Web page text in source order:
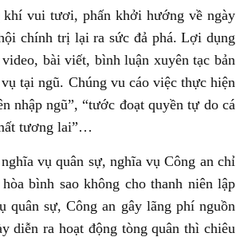
khí vui tươi, phấn khởi hướng về ngày
chính trị lại ra sức đả phá. Lợi dụng
bài viết, bình luận xuyên tạc bản
tại ngũ. Chúng vu cáo việc thực hiện
nhập ngũ”, “tước đoạt quyền tự do cá
tương lai”…
vụ quân sự, nghĩa vụ Công an chỉ
bình sao không cho thanh niên lập
sự, Công an gây lãng phí nguồn
diễn ra hoạt động tòng quân thì chiêu